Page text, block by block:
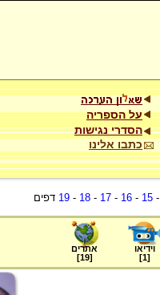
על הספריה
הסדרי נגישות
כתבו אלינו
-
15
-
16
-
17
-
18
-
19 דפים
וידיאו
[
1
]
אתרים
[
19
]